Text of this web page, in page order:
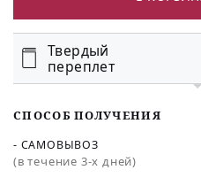
Твердый
переплет
СПОСОБ ПОЛУЧЕНИЯ
- САМОВЫВОЗ
(в течение 3-х дней)